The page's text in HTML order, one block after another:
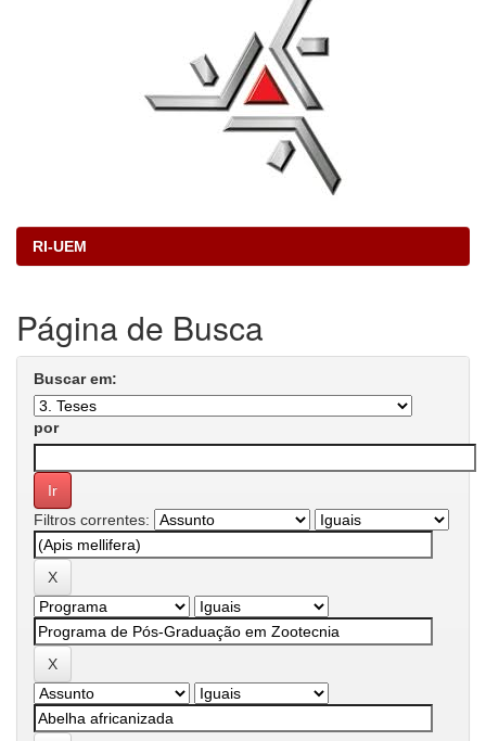
RI-UEM
Página de Busca
Buscar em:
por
Filtros correntes: